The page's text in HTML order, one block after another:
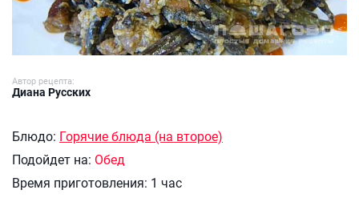
Автор рецепта:
Диана Русских
Блюдо: Горячие блюда (на второе)
Подойдет на: Обед
Время приготовления: 1 час